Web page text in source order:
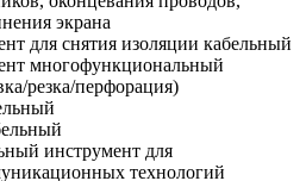
экрана
для снятия изоляции кабельный
многофункциональный
резка/перфорация)
инструмент для
технологий